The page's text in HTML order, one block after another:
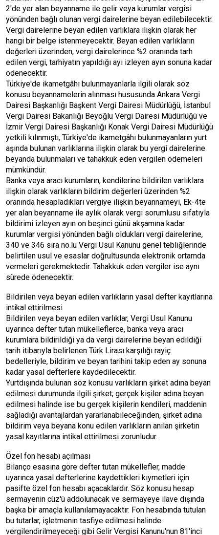
2'de yer alan beyanname ile gelir veya kurumlar vergisi
yönünden bağlı olunan vergi dairelerine beyan edilebilecektir.
Vergi dairelerine beyan edilen varlıklara ilişkin olarak her
hangi bir belge istenmeyecektir. Beyan edilen varlıkların
değerleri üzerinden, vergi dairelerince %2 oranında tarh
edilen vergi, tarhiyatın yapıldığı ayı izleyen ayın sonuna kadar
ödenecektir.
Türkiye'de ikametgâhı bulunmayanlarla ilgili olarak söz
konusu beyannamelerin alınması hususunda Ankara Vergi
Dairesi Başkanlığı Başkent Vergi Dairesi Müdürlüğü, İstanbul
Vergi Dairesi Bakanlığı Beyoğlu Vergi Dairesi Müdürlüğü ve
İzmir Vergi Dairesi Başkanlığı Konak Vergi Dairesi Müdürlüğü
yetkili kılınmıştı, Türkiye'de ikametgâhı bulunmayanların yurt
aşında bulunan varlıklarına ilişkin olarak bu yergi dairelerine
beyanda bulunmaları ve tahakkuk eden vergilen ödemeleri
mümkündür.
Banka veya aracı kurumların, kendilerine bildirilen varlıklara
ilişkin olarak varlıkların bildirim değerleri üzerinden %2
oranında hesapladıkları vergiye ilişkin beyannameyi, Ek-4te
yer alan beyanname ile aylık olarak vergi sorumlusu sıfatıyla
bildirimi izleyen ayın on beşinci günü akşamına kadar
kurumlar vergisi yönünden bağlı oldukları vergi dairelerine,
340 ve 346 sıra no.lu Vergi Usul Kanunu genel tebliğlerinde
belirtilen usul ve esaslar doğrultusunda elektronik ortamda
vermeleri gerekmektedir. Tahakkuk eden vergiler ise aynı
sürede ödenecektir.
Bildirilen veya beyan edilen varlıkların yasal defter kayıtlarına
intikal ettirilmesi
Bildirilen veya beyan edilen varlıklar, Vergi Usul Kanunu
uyarınca defter tutan mükelleflerce, banka veya aracı
kurumlara bildirildiği ya da vergi dairelerine beyan edildiği
tarih itibarıyla belirlenen Türk Lirası karşılığı rayiç
bedelleriyle, bildirim ve beyan tarihini takip eden ay sonuna
kadar yasal defterlere kaydedilecektir.
Yurtdışında bulunan söz konusu varlıkların şirket adına beyan
edilmesi durumunda ilgili şirket; gerçek kişiler adına beyan
edilmesi halinde ise bu gerçek kişilerin kendileri, maddenin
sağladığı avantajlardan yararlanabileceğinden, şirket adına
bildirim veya beyana konu edilen varlıkların anılan şirketin
yasal kayıtlarına intikal ettirilmesi zorunludur.
Özel fon hesabı açılması
Bilanço esasına göre defter tutan mükellefler, madde
uyarınca yasal defterlerine kaydettikleri kıymetleri için
pasifte özel fon hesabı açacaklardır. Söz konusu hesap
sermayenin cüz'ü addolunacak ve sermayeye ilave dışında
başka bir amaçla kullanılamayacaktır. Fon hesabında tutulan
bu tutarlar, işletmenin tasfiye edilmesi halinde
vergilendirilmeyeceği gibi Gelir Vergisi Kanunu'nun 81'inci